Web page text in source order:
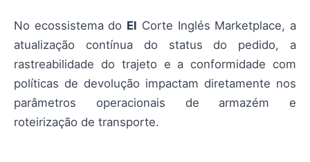
No ecossistema do El Corte Inglés Marketplace, a
atualização contínua do status do pedido, a
rastreabilidade do trajeto e a conformidade com
políticas de devolução impactam diretamente nos
parâmetros operacionais de armazém e
roteirização de transporte.